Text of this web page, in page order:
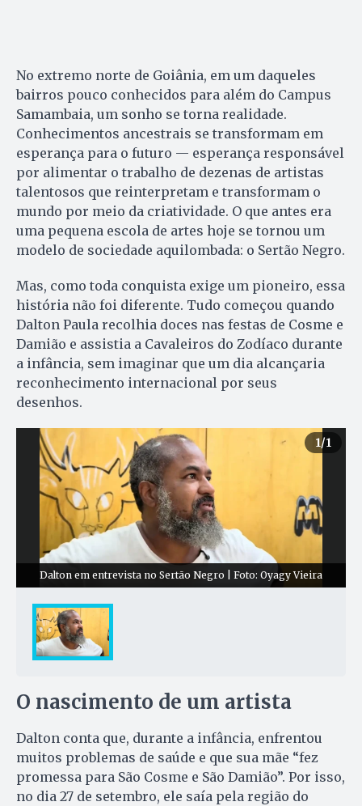
No extremo norte de Goiânia, em um daqueles
bairros pouco conhecidos para além do Campus
Samambaia, um sonho se torna realidade.
Conhecimentos ancestrais se transformam em
esperança para o futuro — esperança responsável
por alimentar o trabalho de dezenas de artistas
talentosos que reinterpretam e transformam o
mundo por meio da criatividade. O que antes era
uma pequena escola de artes hoje se tornou um
modelo de sociedade aquilombada: o Sertão Negro.
Mas, como toda conquista exige um pioneiro, essa
história não foi diferente. Tudo começou quando
Dalton Paula recolhia doces nas festas de Cosme e
Damião e assistia a Cavaleiros do Zodíaco durante
a infância, sem imaginar que um dia alcançaria
reconhecimento internacional por seus
desenhos.
1/1
Dalton em entrevista no Sertão Negro | Foto: Oyagy Vieira
O nascimento de um artista
Dalton conta que, durante a infância, enfrentou
muitos problemas de saúde e que sua mãe “fez
promessa para São Cosme e São Damião”. Por isso,
no dia 27 de setembro, ele saía pela região do